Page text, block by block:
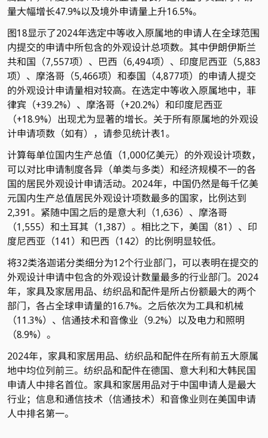
量大幅增长47.9%以及境外申请量上升16.5%。
图18显示了2024年选定中等收入原属地的申请人在全球范围
内提交的申请中所包含的外观设计总项数。其中伊朗伊斯兰
共和国（7,557项）、巴西（6,494项）、印度尼西亚（5,883
项）、摩洛哥（5,466项）和泰国（4,877项）的申请人提交
的外观设计申请量相对较高。在选定中等收入原属地中，菲
律宾（+39.2%）、摩洛哥（+20.2%）和印度尼西亚
（+18.9%）出现尤为显著的增长。关于所有原属地的外观设
计申请项数（如有），请参见统计表1。
计算每单位国内生产总值（1,000亿美元）的外观设计项数，
可以对比申请制度各异（单类与多类）和经济规模不一的各
国的居民外观设计申请活动。2024年，中国仍然是每千亿美
元国内生产总值居民外观设计项数最多的国家，比例达到
2,391。紧随中国之后的是意大利（1,636）、摩洛哥
（1,555）和土耳其（1,387）。相比之下，美国（81）、印
度尼西亚（141）和巴西（142）的比例明显较低。
将32类洛迦诺分类细分为12个行业部门，可以表明在提交的
外观设计申请中包含的外观设计数量最多的行业部门。2024
年，家具及家居用品、纺织品和配件是所占份额最大的两个
部门，各占全球申请量的16.7%。之后依次为工具和机械
（11.3%）、信通技术和音像业（9.2%）以及电力和照明
（8.9%）。
2024年，家具和家居用品、纺织品和配件在所有前五大原属
地中均位列前三。纺织品和配件在德国、意大利和大韩民国
申请人中排名首位。家具和家居用品对于中国申请人是最大
行业；信息和通信技术（信通技术）和音像业则在美国申请
人中排名第一。